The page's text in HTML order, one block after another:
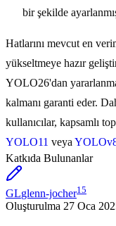
bir şekilde
Hatlarını mevcut en
yükseltmeye hazır
YOLO26'dan
kalmanı garanti eder.
kullanıcılar, kapsamlı
YOLO11 veya
Katkıda Bulunanlar
GLglenn-jocher15
Oluşturulma 27 Oca